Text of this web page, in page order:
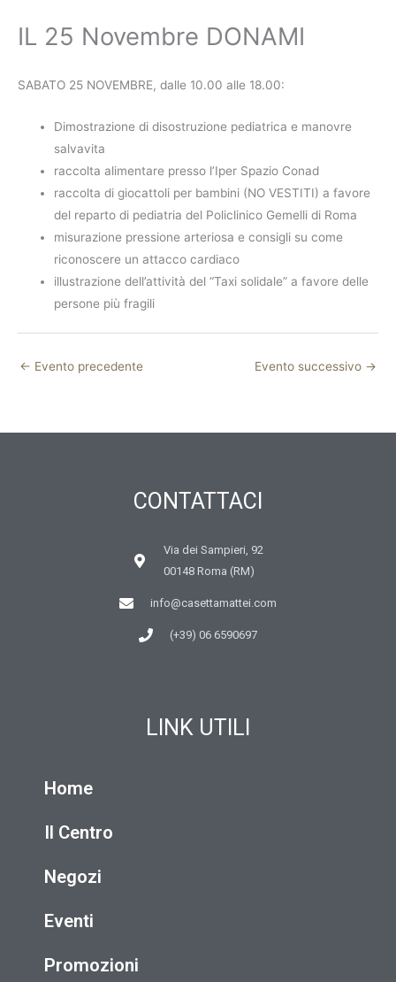
IL 25 Novembre DONAMI
SABATO 25 NOVEMBRE, dalle 10.00 alle 18.00:
Dimostrazione di disostruzione pediatrica e manovre
salvavita
raccolta alimentare presso l’Iper Spazio Conad
raccolta di giocattoli per bambini (NO VESTITI) a favore
del reparto di pediatria del Policlinico Gemelli di Roma
misurazione pressione arteriosa e consigli su come
riconoscere un attacco cardiaco
illustrazione dell’attività del “Taxi solidale” a favore delle
persone più fragili
← Evento precedente Evento successivo →
CONTATTACI
Via dei Sampieri, 92
00148 Roma (RM)
info@casettamattei.com
(+39) 06 6590697
LINK UTILI
Home
Il Centro
Negozi
Eventi
Promozioni